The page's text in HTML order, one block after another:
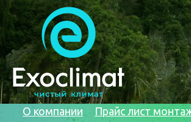
О компании Прайс лист